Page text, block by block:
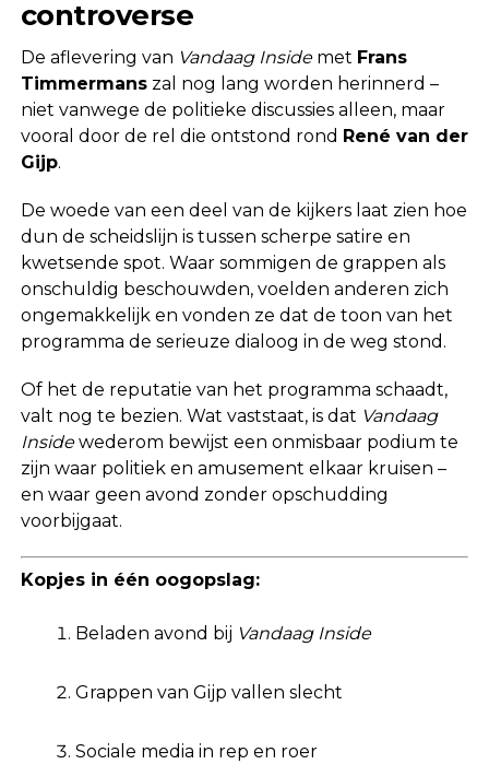
controverse
De aflevering van Vandaag Insidemet Frans
Timmermanszal nog lang worden herinnerd –
niet vanwege de politieke discussies alleen, maar
vooral door de rel die ontstond rond René van der
Gijp.
De woede van een deel van de kijkers laat zien hoe
dun de scheidslijn is tussen scherpe satire en
kwetsende spot. Waar sommigen de grappen als
onschuldig beschouwden, voelden anderen zich
ongemakkelijk en vonden ze dat de toon van het
programma de serieuze dialoog in de weg stond.
Of het de reputatie van het programma schaadt,
valt nog te bezien. Wat vaststaat, is dat Vandaag
Insidewederom bewijst een onmisbaar podium te
zijn waar politiek en amusement elkaar kruisen –
en waar geen avond zonder opschudding
voorbijgaat.
Kopjes in één oogopslag:
Beladen avond bij Vandaag Inside
Grappen van Gijp vallen slecht
Sociale media in rep en roer